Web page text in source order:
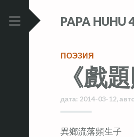
PRIMARY
PAPA HUHU
ПОЭЗИЯ
《戲
дата: 2014-03-12,
異鄉流落頻生子